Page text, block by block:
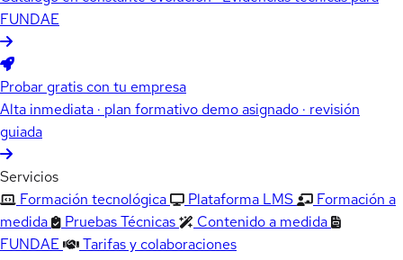
FUNDAE
Probar gratis con tu empresa
Alta inmediata · plan formativo demo asignado · revisión
guiada
Servicios
Formación tecnológica
Plataforma LMS
Formación a
medida
Pruebas Técnicas
Contenido a medida
FUNDAE
Tarifas y colaboraciones